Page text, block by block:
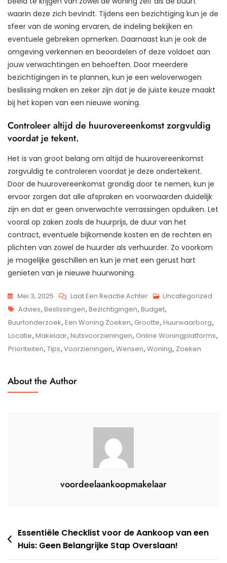
waarin deze zich bevindt. Tijdens een bezichtiging kun je de
sfeer van de woning ervaren, de indeling bekijken en
eventuele gebreken opmerken. Daarnaast kun je ook de
omgeving verkennen en beoordelen of deze voldoet aan
jouw verwachtingen en behoeften. Door meerdere
bezichtigingen in te plannen, kun je een weloverwogen
beslissing maken en zeker zijn dat je de juiste keuze maakt
bij het kopen van een nieuwe woning.
Controleer altijd de huurovereenkomst zorgvuldig
voordat je tekent.
Het is van groot belang om altijd de huurovereenkomst
zorgvuldig te controleren voordat je deze ondertekent.
Door de huurovereenkomst grondig door te nemen, kun je
ervoor zorgen dat alle afspraken en voorwaarden duidelijk
zijn en dat er geen onverwachte verrassingen opduiken. Let
vooral op zaken zoals de huurprijs, de duur van het
contract, eventuele bijkomende kosten en de rechten en
plichten van zowel de huurder als verhuurder. Zo voorkom
je mogelijke geschillen en kun je met een gerust hart
genieten van je nieuwe huurwoning.
Mei 3, 2025 Laat Een Reactie AchterOp
Op
Zoek
Naar
Jouw
Uncategorized
Tags
Advies, Beslissingen, Bezichtigingen, Budget,
Buurtonderzoek, Een Woning Zoeken, Grootte, Huurwaarborg,
Locatie, Makelaar, Nutsvoorzieningen, Online Woningplatforms,
Prioriteiten, Tips, Voorzieningen, Wensen, Woning, Zoeken
About the Author
voordeelaankoopmakelaar
Berichtnavigatie
Essentiële Checklist voor de Aankoop van een
Huis: Geen Belangrijke Stap Overslaan!